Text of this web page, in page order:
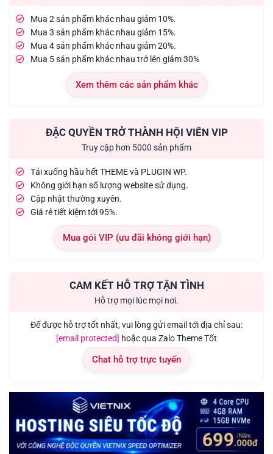
Mua 2 sản phẩm khác nhau giảm 10%.
Mua 3 sản phẩm khác nhau giảm 15%.
Mua 4 sản phẩm khác nhau giảm 20%.
Mua 5 sản phẩm khác nhau trở lên giảm 30%
Xem thêm các sản phẩm khác
ĐẶC QUYỀN TRỞ THÀNH HỘI VIÊN VIP
Truy cập hơn 5000 sản phẩm
Tải xuống hầu hết THEME và PLUGIN WP.
Không giới hạn số lượng website sử dụng.
Cập nhật thường xuyên.
Giá rẻ tiết kiệm tới 95%.
Mua gói VIP (ưu đãi không giới hạn)
CAM KẾT HỖ TRỢ TẬN TÌNH
Hỗ trợ mọi lúc mọi nơi.
Để được hỗ trợ tốt nhất, vui lòng gửi email tới địa chỉ sau:
[email protected] hoặc qua Zalo Theme Tốt
Chat hỗ trợ trực tuyến